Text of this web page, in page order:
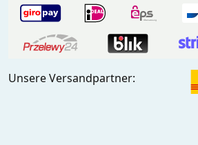
Unsere Versandpartner: